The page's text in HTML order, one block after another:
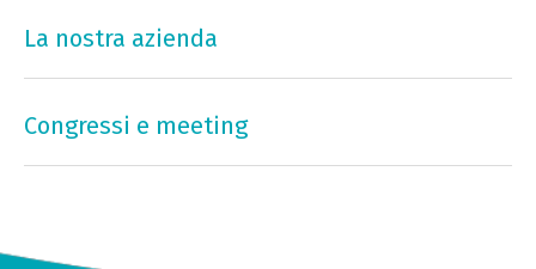
La nostra azienda
Congressi e meeting